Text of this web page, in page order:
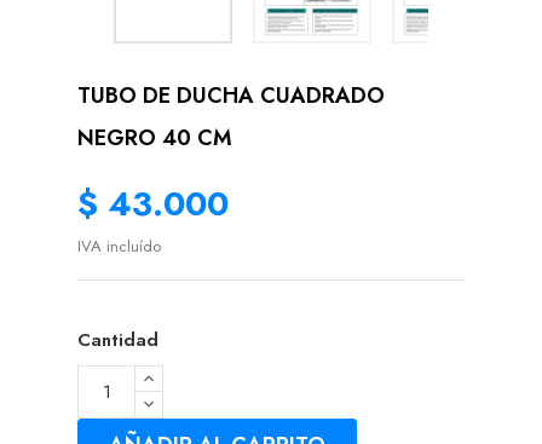
TUBO DE DUCHA CUADRADO
NEGRO 40 CM
$ 43.000
IVA incluído
Cantidad